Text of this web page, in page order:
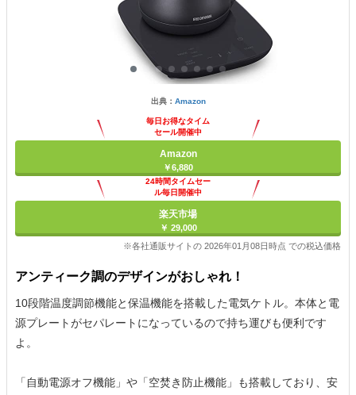
出典： Amazon
毎日お得なタイム
セール開催中
Amazon
￥6,880
24時間タイムセー
ル毎日開催中
楽天市場
￥ 29,000
※各社通販サイトの 2026年01月08日時点 での税込価格
アンティーク調のデザインがおしゃれ！
10段階温度調節機能と保温機能を搭載した電気ケトル。本体と電
源プレートがセパレートになっているので持ち運びも便利です
よ。
「自動電源オフ機能」や「空焚き防止機能」も搭載しており、安